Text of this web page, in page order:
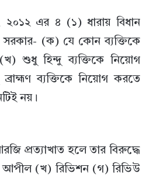
২০১২ এর ৪ (১) ধারায় বিধান
সরকার- (ক) যে কোন ব্যক্তিকে
শুধু হিন্দু ব্যক্তিকে নিয়োগ
ব্যক্তিকে নিয়োগ করতে
নয়।
প্রত্যাখাত হলে তার বিরুদ্ধে
আপীল (খ) রিভিশন (গ) রিভিউ